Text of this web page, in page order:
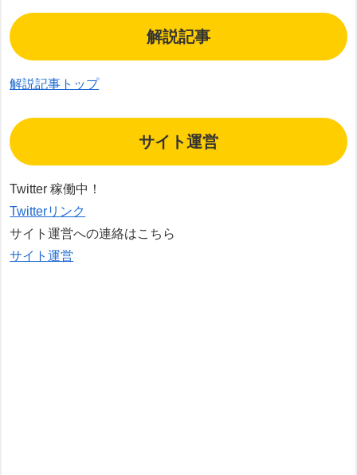
解説記事
解説記事トップ
サイト運営
Twitter 稼働中！
Twitterリンク
サイト運営への連絡はこちら
サイト運営